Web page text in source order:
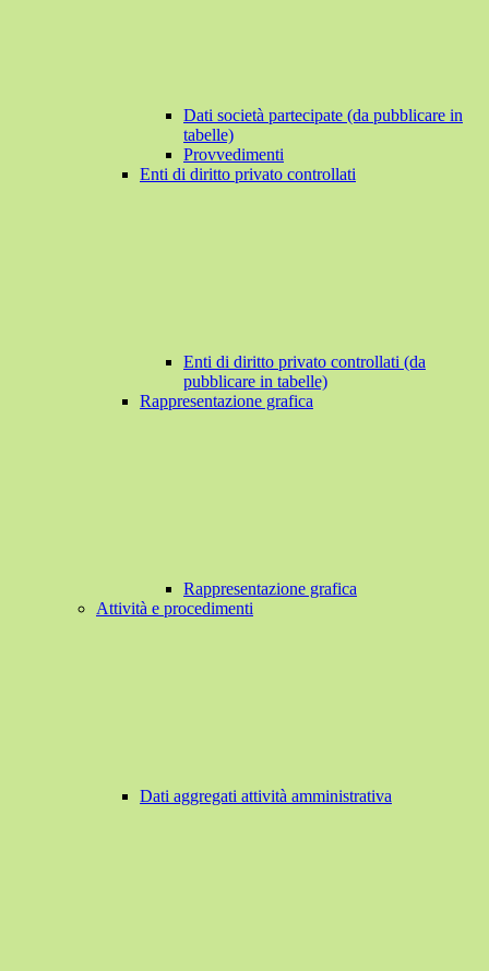
Dati società partecipate (da pubblicare in
tabelle)
Provvedimenti
Enti di diritto privato controllati
Enti di diritto privato controllati (da
pubblicare in tabelle)
Rappresentazione grafica
Rappresentazione grafica
Attività e procedimenti
Dati aggregati attività amministrativa